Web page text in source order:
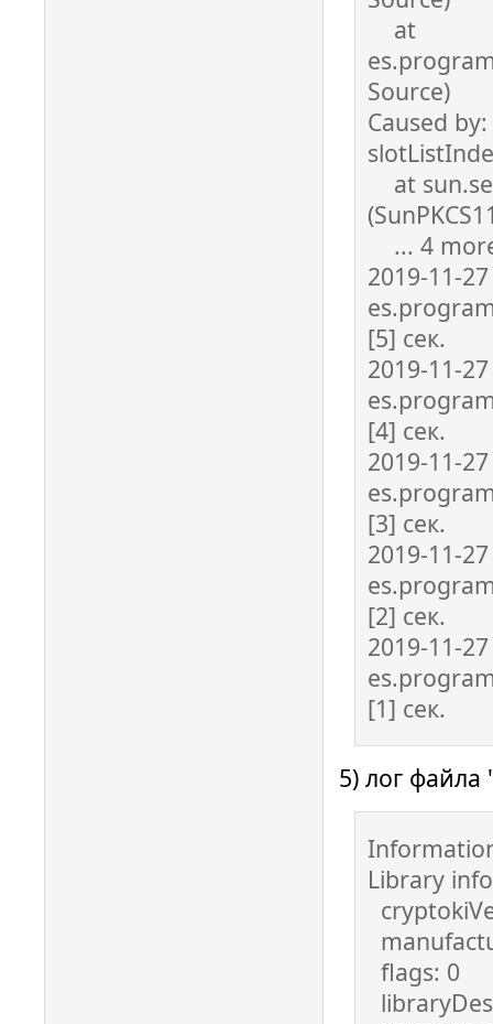
at
Source)
Caused
at
... 4
2019-11-
[5] сек.
2019-11-
[4] сек.
2019-11-
[3] сек.
2019-11-
[2] сек.
2019-11-
[1] сек.
5) лог
Library
flags: 0